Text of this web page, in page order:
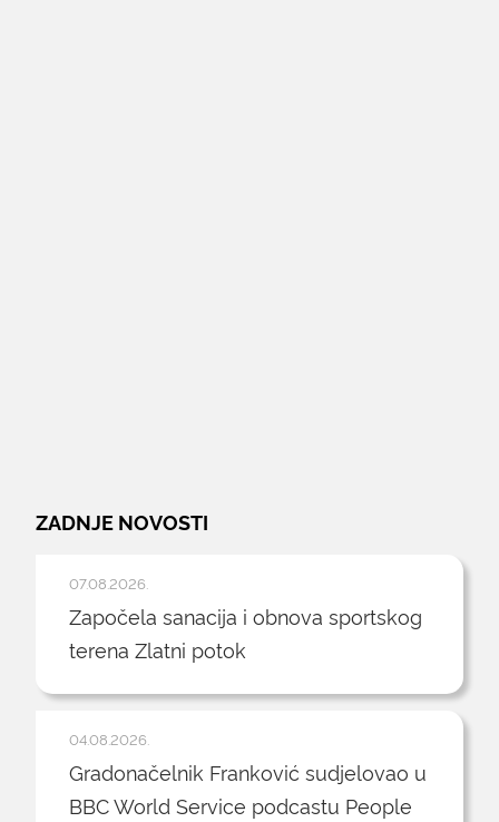
ZADNJE NOVOSTI
07.08.2026.
Započela sanacija i obnova sportskog
terena Zlatni potok
04.08.2026.
Gradonačelnik Franković sudjelovao u
BBC World Service podcastu People